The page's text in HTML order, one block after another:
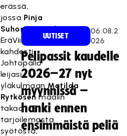
erässä,
jossa Pinja
Suhonenmaalasi
EräViikingeille
kahdesti.
Johtopallo
leijasi
yläkulmaan Matilda
Rytkösen maalin
takaa
tarjoilemasta
syötöstä,
UUTISET
06.08.2
026
Pelipassit kaudelle
2026–27 nyt
myynnissä –
hanki ennen
ensimmäistä peliä